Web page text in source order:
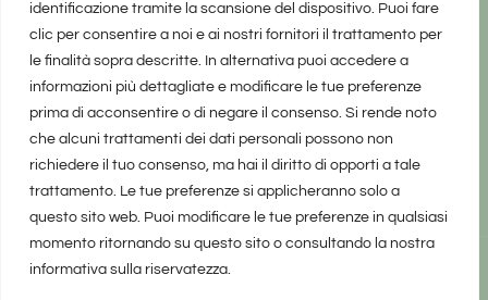
identificazione tramite la scansione del dispositivo. Puoi fare
clic per consentire a noi e ai nostri fornitori il trattamento per
le finalità sopra descritte. In alternativa puoi accedere a
informazioni più dettagliate e modificare le tue preferenze
prima di acconsentire o di negare il consenso. Si rende noto
che alcuni trattamenti dei dati personali possono non
richiedere il tuo consenso, ma hai il diritto di opporti a tale
trattamento. Le tue preferenze si applicheranno solo a
questo sito web. Puoi modificare le tue preferenze in qualsiasi
momento ritornando su questo sito o consultando la nostra
informativa sulla riservatezza.
realizzato da Marina Galatioto©2025 tutti i diritti riservati -